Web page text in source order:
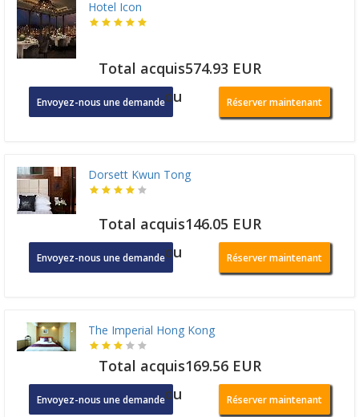
Hotel Icon
Total acquis574.93 EUR
Envoyez-nous une demandeou Réserver maintenant
Dorsett Kwun Tong
Total acquis146.05 EUR
Envoyez-nous une demandeou Réserver maintenant
The Imperial Hong Kong
Total acquis169.56 EUR
Envoyez-nous une demandeou Réserver maintenant